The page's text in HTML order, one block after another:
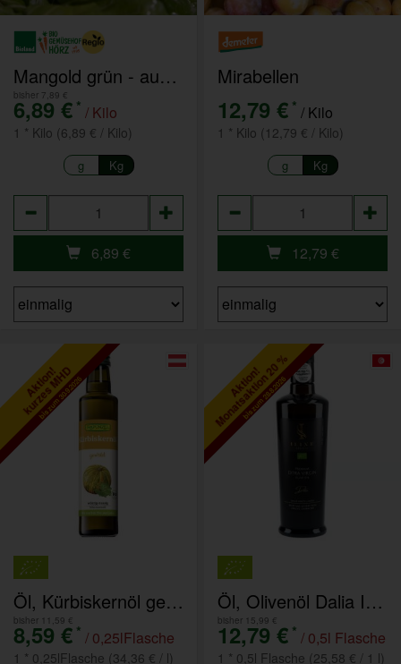
Mangold grün - aus eigenem Anbau
bisher 7,89 €
6,89 € * / Kilo
1 * Kilo (6,89 € / Kilo)
g Kg
6,89 €
Mirabellen
12,79 € * / Kilo
1 * Kilo (12,79 € / Kilo)
g Kg
12,79 €
Aktion!
kurzes MHD
bis zum 30.9.2026
Öl, Kürbiskernöl geröstet - kurzes MHD-solange Vorrat reicht
bisher 11,59 €
8,59 € * / 0,25lFlasche
1 * 0,25lFlasche (34,36 € / l)
Aktion!
Monatsaktion 20 %
bis zum 28.8.2026
Öl, Olivenöl Dalia Intensiv
bisher 15,99 €
12,79 € * / 0,5l Flasche
1 * 0,5l Flasche (25,58 € / 1 l)